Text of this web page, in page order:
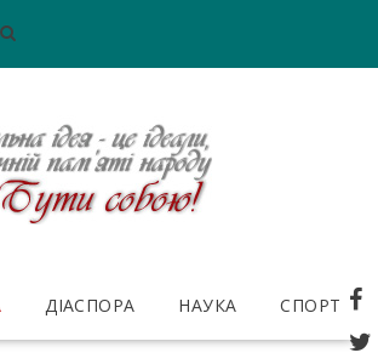
ДІАСПОРА НАУКА СПОРТ